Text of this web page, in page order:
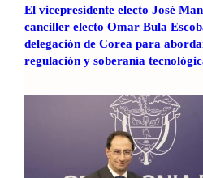
El vicepresidente electo José
canciller electo Omar Bula
delegación de Corea para
regulación y soberanía